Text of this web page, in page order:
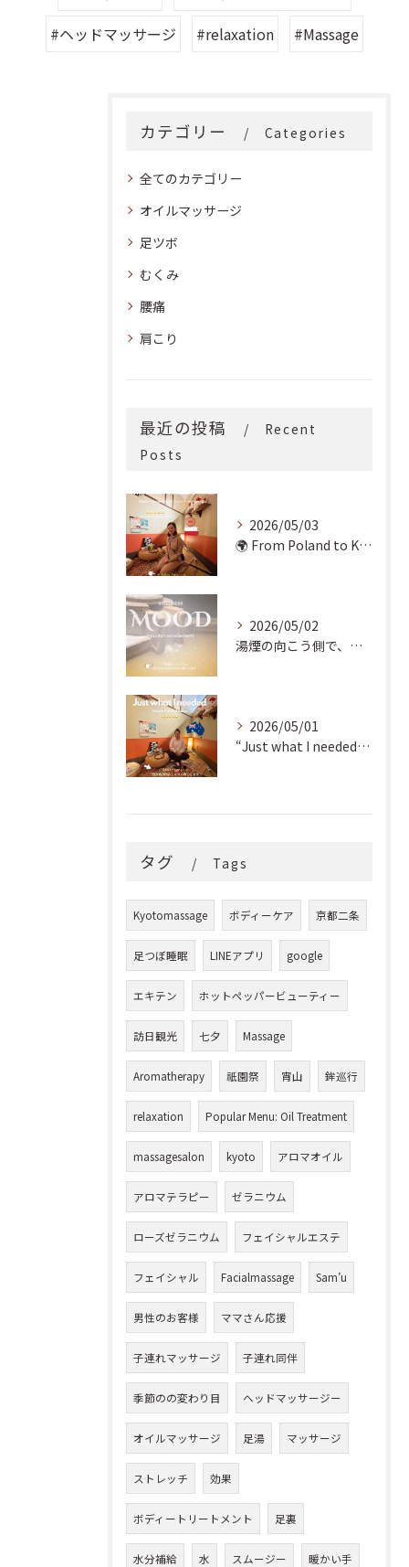
#ヘッドマッサージ
#relaxation #Massage
カテゴリー Categories
全てのカテゴリー
オイルマッサージ
足ツボ
むくみ
腰痛
肩こり
最近の投稿
Recent
Posts
2026/05/03
🌍 From Poland to Kyoto! 🇵🇱✨
2026/05/02
湯煙の向こう側で、魂の輪郭を整える。
2026/05/01
“Just what I needed!” ✨
タグ Tags
Kyotomassage ボディーケア 京都二条
足つぼ睡眠 LINEアプリ google
エキテン ホットペッパービューティー
訪日観光 七夕 Massage
Aromatherapy 祇園祭 宵山 鉾巡行
relaxation Popular Menu: Oil Treatment
massagesalon kyoto アロマオイル
アロマテラピー ゼラニウム
ローズゼラニウム フェイシャルエステ
フェイシャル Facialmassage Sam’u
男性のお客様 ママさん応援
子連れマッサージ 子連れ同伴
季節のの変わり目 ヘッドマッサージー
オイルマッサージ 足湯 マッサージ
ストレッチ 効果
ボディートリートメント 足裏
水分補給 水 スムージー 暖かい手